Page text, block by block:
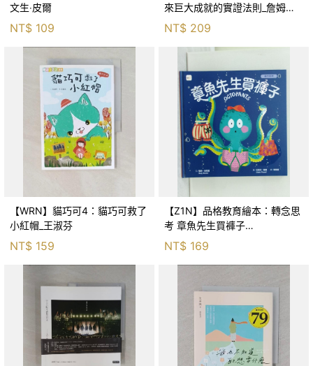
文生‧皮爾
NT$ 109
來巨大成就的實證法則_詹姆斯‧
克利爾, 蔡世偉
NT$ 209
【WRN】貓巧可4：貓巧可救了
小紅帽_王淑芬
NT$ 159
【Z1N】品格教育繪本：轉念思
考 章魚先生買褲子
(Octopants)_蘇西‧西尼爾, 黃筱
NT$ 169